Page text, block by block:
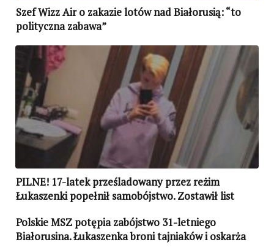
Szef Wizz Air o zakazie lotów nad Białorusią: “to
polityczna zabawa”
PILNE! 17-latek prześladowany przez reżim
Łukaszenki popełnił samobójstwo. Zostawił list
Polskie MSZ potępia zabójstwo 31-letniego
Białorusina. Łukaszenka broni tajniaków i oskarża